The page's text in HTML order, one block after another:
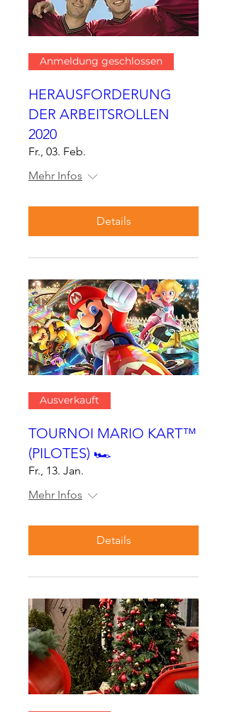
Anmeldung geschlossen
HERAUSFORDERUNG
DER ARBEITSROLLEN
2020
Fr., 03. Feb.
Mehr Infos
Details
Ausverkauft
TOURNOI MARIO KART™
(PILOTES) 🏎
Fr., 13. Jan.
Mehr Infos
Details